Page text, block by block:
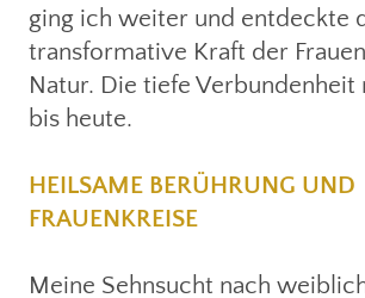
ging ich weiter und entdeckte
transformative Kraft der
Natur. Die tiefe Verbundenheit
bis heute.
HEILSAME BERÜHRUNG UND
FRAUENKREISE
Meine Sehnsucht nach